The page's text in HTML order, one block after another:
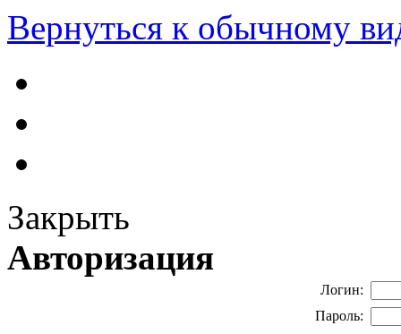
Вернуться к обычному
Закрыть
Авторизация
Логин:
Пароль: